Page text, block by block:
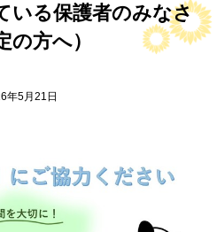
いる保護者のみなさ
の方へ）
年5月21日